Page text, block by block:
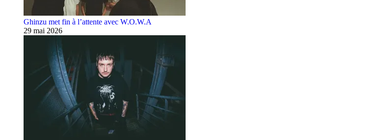
Ghinzu met fin à l’attente avec W.O.W.A
29 mai 2026